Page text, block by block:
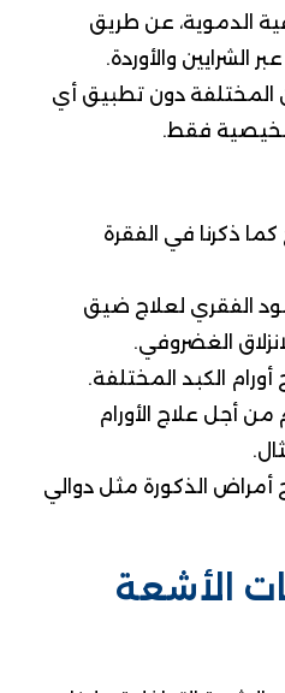
الدموية، عن طريق
الشرايين والأوردة.
المختلفة دون تطبيق أي
فقط.
كما ذكرنا في الفقرة
الفقري لعلاج ضيق
الغضروفي.
أورام الكبد المختلفة.
من أجل علاج الأورام
أمراض الذكورة مثل دوالي
الأشعة